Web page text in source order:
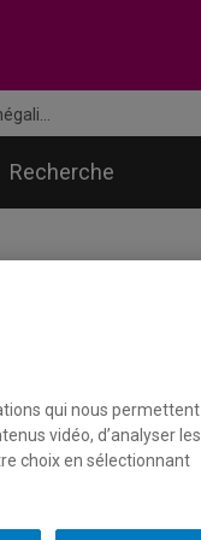
Recherche
qui nous permettent
vidéo, d’analyser les
choix en sélectionnant